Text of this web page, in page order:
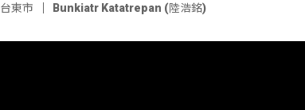
台東市 Bunkiatr Katatrepan (陸浩銘)